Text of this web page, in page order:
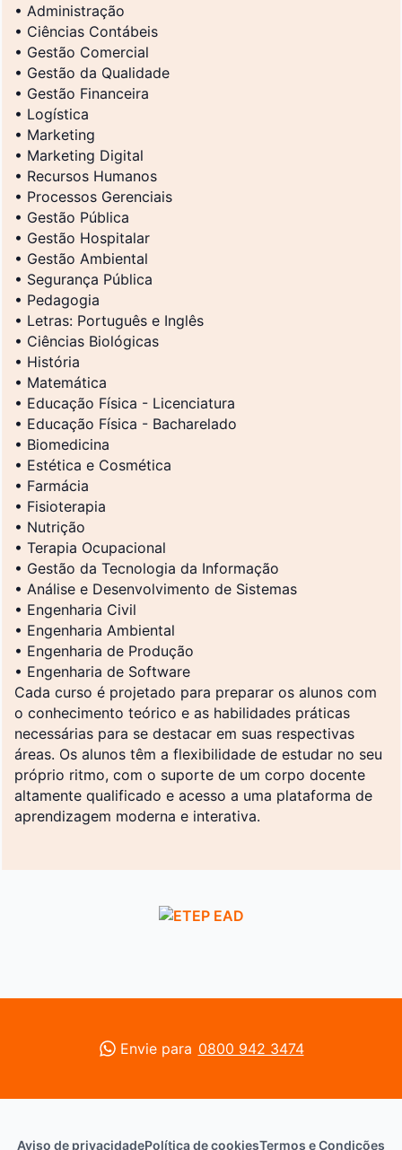
• Administração
• Ciências Contábeis
• Gestão Comercial
• Gestão da Qualidade
• Gestão Financeira
• Logística
• Marketing
• Marketing Digital
• Recursos Humanos
• Processos Gerenciais
• Gestão Pública
• Gestão Hospitalar
• Gestão Ambiental
• Segurança Pública
• Pedagogia
• Letras: Português e Inglês
• Ciências Biológicas
• História
• Matemática
• Educação Física - Licenciatura
• Educação Física - Bacharelado
• Biomedicina
• Estética e Cosmética
• Farmácia
• Fisioterapia
• Nutrição
• Terapia Ocupacional
• Gestão da Tecnologia da Informação
• Análise e Desenvolvimento de Sistemas
• Engenharia Civil
• Engenharia Ambiental
• Engenharia de Produção
• Engenharia de Software
Cada curso é projetado para preparar os alunos com
o conhecimento teórico e as habilidades práticas
necessárias para se destacar em suas respectivas
áreas. Os alunos têm a flexibilidade de estudar no seu
próprio ritmo, com o suporte de um corpo docente
altamente qualificado e acesso a uma plataforma de
aprendizagem moderna e interativa.
Envie para 0800 942 3474
Aviso de privacidadePolítica de cookiesTermos e Condições